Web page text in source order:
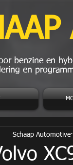
benzine en
en
Schaap Automotive